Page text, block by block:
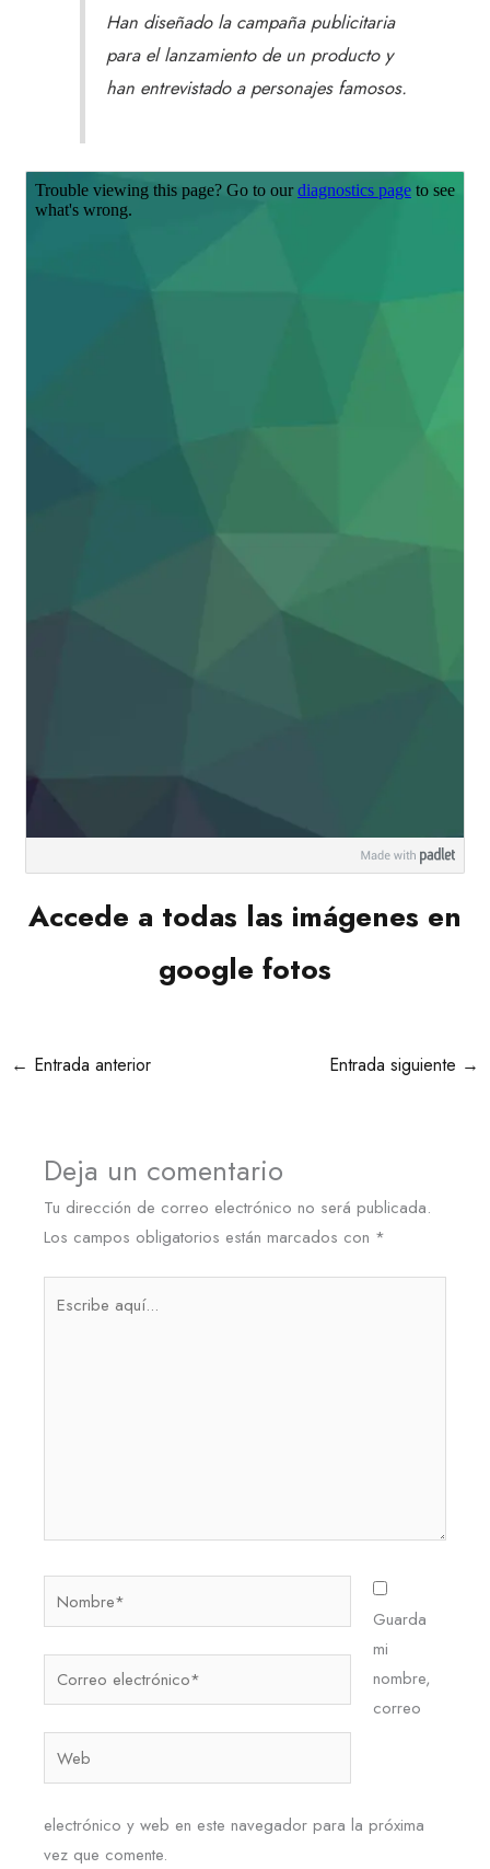
Han diseñado la campaña publicitaria
para el lanzamiento de un producto y
han entrevistado a personajes famosos.
Accede a todas las imágenes en
google fotos
← Entrada anterior Entrada siguiente →
Deja un comentario
Tu dirección de correo electrónico no será publicada.
Los campos obligatorios están marcados con *
Nombre*
Guarda
mi
nombre,
correo
electrónico y web en este navegador para la próxima
vez que comente.